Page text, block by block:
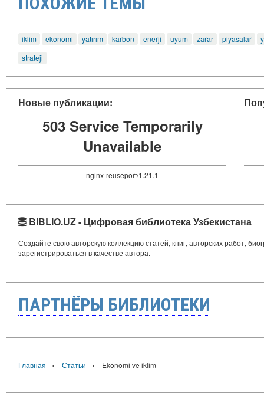
iklim ekonomi yatırım karbon enerji uyum zarar piyasalar
strateji
Новые публикации:
503 Service Temporarily
Unavailable
nginx-reuseport/1.21.1
BIBLIO.UZ - Цифровая библиотека Узбекистана
Создайте свою авторскую коллекцию статей, книг, авторских работ,
зарегистрироваться в качестве автора.
ПАРТНЁРЫ БИБЛИОТЕКИ
Главная › Статьи › Ekonomi ve iklim